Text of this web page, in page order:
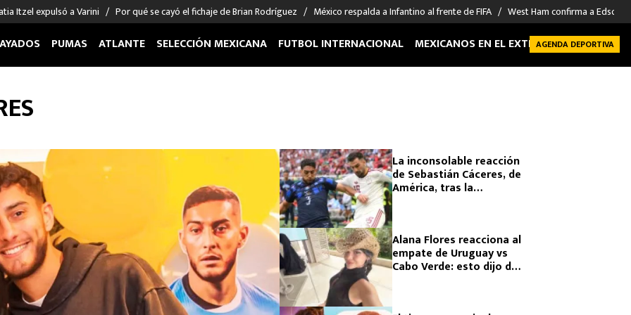
Itzel expulsó a Varini Por qué se cayó el fichaje de Brian Rodríguez México respalda a Infantino al frente de FIFA West Ham confirma a Edson
Giménez
Sergio Ramos
André Jardine
Boxeo
NFL
NBA
Más deportes
PUMAS ATLANTE SELECCIÓN MEXICANA FUTBOL INTERNACIONAL MEXICANOS EN EL EXTRANJERO FUTBOL
AGENDA DEPORTIVA
La inconsolable reacción
de Sebastián Cáceres, de
América, tras la
Alana Flores reacciona al
empate de Uruguay vs
Cabo Verde: esto dijo de